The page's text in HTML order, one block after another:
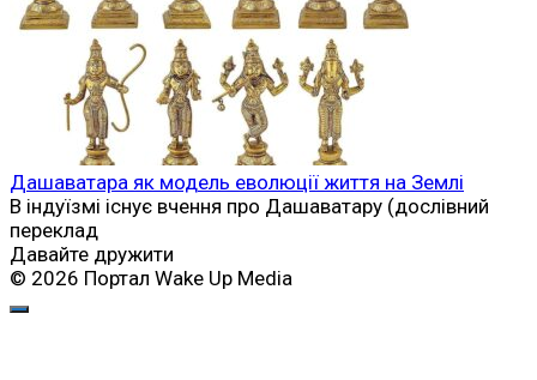
Дашаватара як модель еволюції життя на Землі
В індуїзмі існує вчення про Дашаватару (дослівний
переклад
Давайте дружити
© 2026 Портал Wake Up Media